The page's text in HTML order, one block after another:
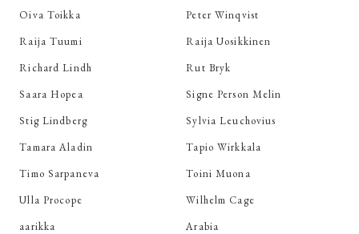
Oiva Toikka
Peter Winqvist
Raija Tuumi
Raija Uosikkinen
Richard Lindh
Rut Bryk
Saara Hopea
Signe Person Melin
Stig Lindberg
Sylvia Leuchovius
Tamara Aladin
Tapio Wirkkala
Timo Sarpaneva
Toini Muona
Ulla Procope
Wilhelm Cage
aarikka
Arabia